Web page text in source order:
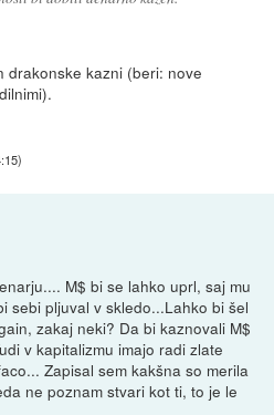
drakonske kazni (beri: nove
)
M$ bi se lahko uprl, saj mu
sebi pljuval v skledo...Lahko bi šel
zakaj neki? Da bi kaznovali M$
v kapitalizmu imajo radi zlate
Zapisal sem kakšna so merila
ne poznam stvari kot ti, to je le